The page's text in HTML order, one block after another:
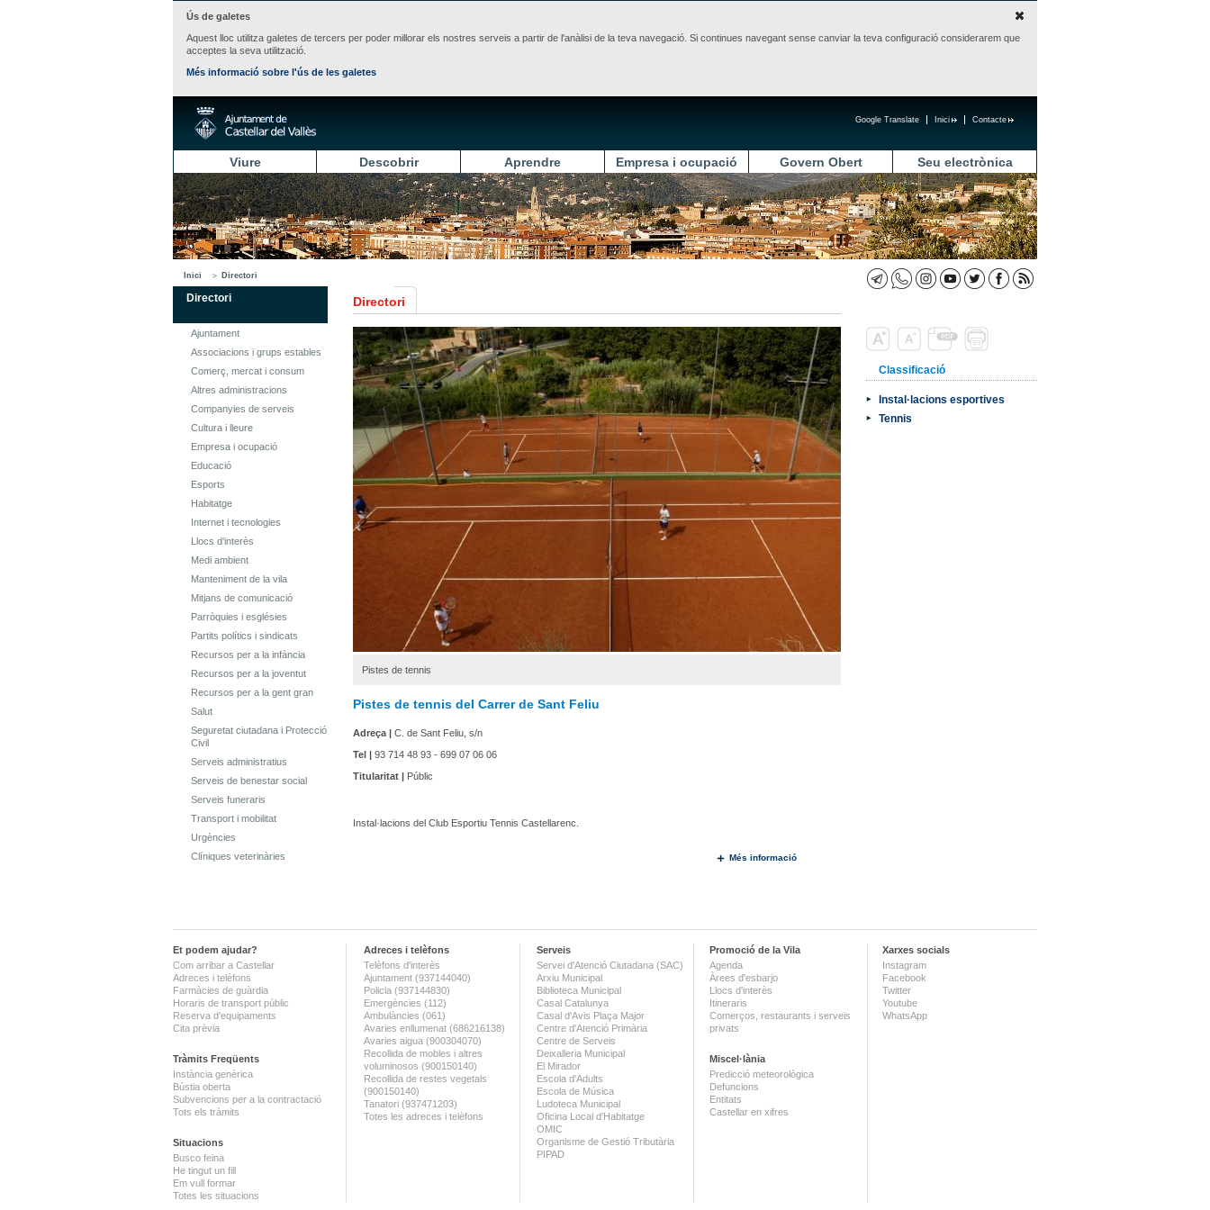
Ús de galetes
Aquest lloc utilitza galetes de tercers per poder millorar els nostres serveis a partir de l'anàlisi de la teva navegació. Si continues navegant sense canviar la teva configuració considerarem que
acceptes la seva utilització.
Més informació sobre l'ús de les galetes
Contacte
Inici
Google Translate
Viure Descobrir Aprendre Empresa i ocupació Govern Obert Seu electrònica
Inici Directori
Directori
Ajuntament
Associacions i grups estables
Comerç, mercat i consum
Altres administracions
Companyies de serveis
Cultura i lleure
Empresa i ocupació
Educació
Esports
Habitatge
Internet i tecnologies
Llocs d'interès
Medi ambient
Manteniment de la vila
Mitjans de comunicació
Parròquies i esglésies
Partits polítics i sindicats
Recursos per a la infància
Recursos per a la joventut
Recursos per a la gent gran
Salut
Seguretat ciutadana i Protecció
Civil
Serveis administratius
Serveis de benestar social
Serveis funeraris
Transport i mobilitat
Urgències
Clíniques veterinàries
Directori
Pistes de tennis
Pistes de tennis del Carrer de Sant Feliu
Adreça | C. de Sant Feliu, s/n
Tel | 93 714 48 93 - 699 07 06 06
Titularitat | Públic
Instal·lacions del Club Esportiu Tennis Castellarenc.
Més informació
Classificació
Instal·lacions esportives
Tennis
Et podem ajudar?
Com arribar a Castellar
Adreces i telèfons
Farmàcies de guàrdia
Horaris de transport públic
Reserva d'equipaments
Cita prèvia
Tràmits Freqüents
Instància genèrica
Bústia oberta
Subvencions per a la contractació
Tots els tràmits
Situacions
Busco feina
He tingut un fill
Em vull formar
Totes les situacions
Adreces i telèfons
Telèfons d'interès
Ajuntament (937144040)
Policia (937144830)
Emergències (112)
Ambulàncies (061)
Avaries enllumenat (686216138)
Avaries aigua (900304070)
Recollida de mobles i altres
voluminosos (900150140)
Recollida de restes vegetals
(900150140)
Tanatori (937471203)
Totes les adreces i telèfons
Serveis
Servei d'Atenció Ciutadana (SAC)
Arxiu Municipal
Biblioteca Municipal
Casal Catalunya
Casal d'Avis Plaça Major
Centre d'Atenció Primària
Centre de Serveis
Deixalleria Municipal
El Mirador
Escola d'Adults
Escola de Música
Ludoteca Municipal
Oficina Local d'Habitatge
OMIC
Organisme de Gestió Tributària
PIPAD
Promoció de la Vila
Agenda
Àrees d'esbarjo
Llocs d'interès
Itineraris
Comerços, restaurants i serveis
privats
Miscel·lània
Predicció meteorològica
Defuncions
Entitats
Castellar en xifres
Xarxes socials
Instagram
Facebook
Twitter
Youtube
WhatsApp